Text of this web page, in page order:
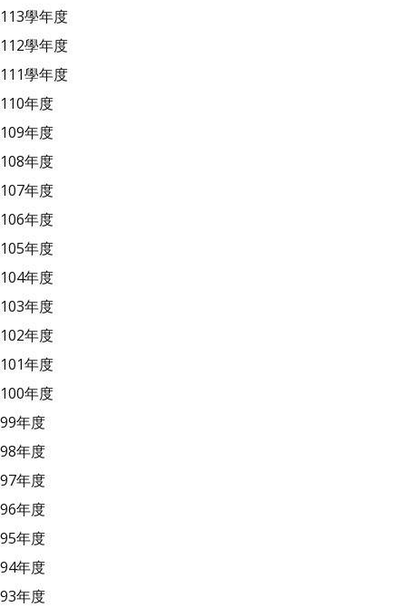
113學年度
112學年度
111學年度
110年度
109年度
108年度
107年度
106年度
105年度
104年度
103年度
102年度
101年度
100年度
99年度
98年度
97年度
96年度
95年度
94年度
93年度